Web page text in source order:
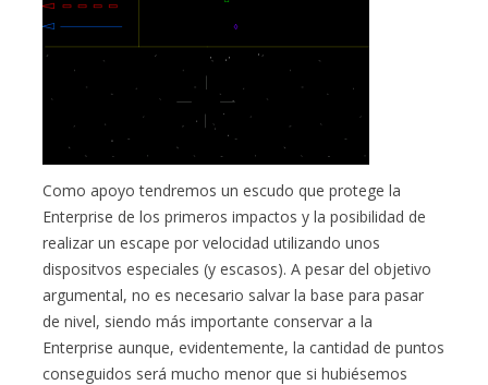
Como apoyo tendremos un escudo que protege la
Enterprise de los primeros impactos y la posibilidad de
realizar un escape por velocidad utilizando unos
dispositvos especiales (y escasos). A pesar del objetivo
argumental, no es necesario salvar la base para pasar
de nivel, siendo más importante conservar a la
Enterprise aunque, evidentemente, la cantidad de puntos
conseguidos será mucho menor que si hubiésemos